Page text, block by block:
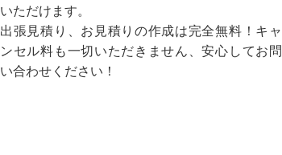
いただけます。
出張見積り、お見積りの作成は完全無料！キャ
ンセル料も一切いただきません、安心してお問
い合わせください！